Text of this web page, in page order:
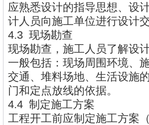
应熟悉设计的指导思想、设
计人员向施工单位进行设计交
4.3 现场勘查
现场勘查，施工人员了解设
一般包括：现场周围环境、
交通、堆料场地、生活设施
门和定点放线的依据。
4.4 制定施工方案
工程开工前应制定施工方案